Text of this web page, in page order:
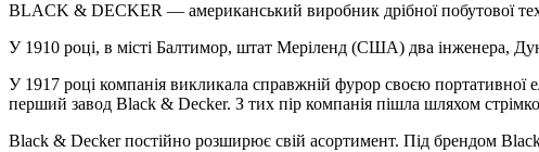
BLACK & DECKER — американський виробник дрібної побутової
У 1910 році, в місті Балтимор, штат Меріленд (США) два інженера,
У 1917 році компанія викликала справжній фурор своєю
перший завод Black & Decker. З тих пір компанія пішла шляхом
Black & Decker постійно розширює свій асортимент. Під брендом Black